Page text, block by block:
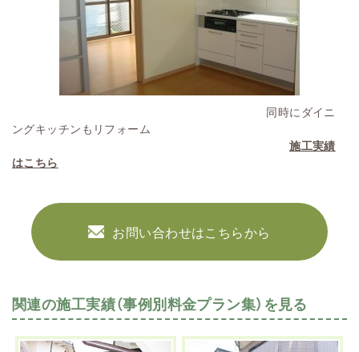
同時にダイニ
ングキッチンもリフォーム
施工実績
はこちら
お問い合わせはこちらから
関連の施工実績（事例別料金プラン集）を見る